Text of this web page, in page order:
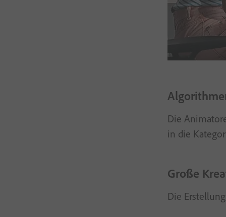
Die
in die
Große
Die